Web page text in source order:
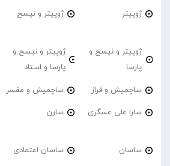
ژوپیتر ژوپیتر و نیسح
ژوپیتر و نیسح و
پارسا
ژوپیتر و نیسح و
پارسا و استاد
ساچمیش و فراز ساچمیش و مفسر
سارا علی عسگری سارن
ساسان ساسان اعتمادی